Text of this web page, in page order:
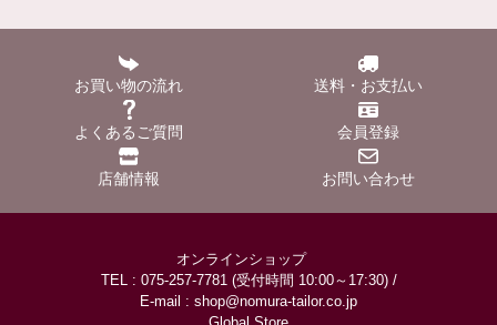
お買い物の流れ 送料・お支払い
よくあるご質問 会員登録
店舗情報 お問い合わせ
オンラインショップ
TEL : 075-257-7781 (受付時間 10:00～17:30) /
E-mail : shop@nomura-tailor.co.jp